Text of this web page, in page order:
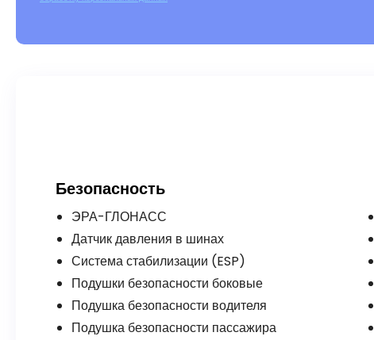
Безопасность
ЭРА-ГЛОНАСС
Датчик давления в шинах
Система стабилизации (ESP)
Подушки безопасности боковые
Подушка безопасности водителя
Подушка безопасности пассажира